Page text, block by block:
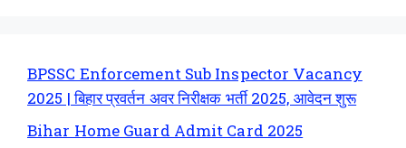
BPSSC Enforcement Sub Inspector Vacancy
2025 | बिहार प्रवर्तन अवर निरीक्षक भर्ती 2025, आवेदन शुरू
Bihar Home Guard Admit Card 2025